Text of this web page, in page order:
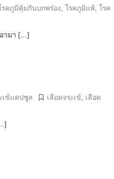
รคภูมิคุ้มกันบกพร่อง โรคภูมิแพ้, โรค
ามา […]
เข้แคปซูล เลือดจระเข้
เลือด